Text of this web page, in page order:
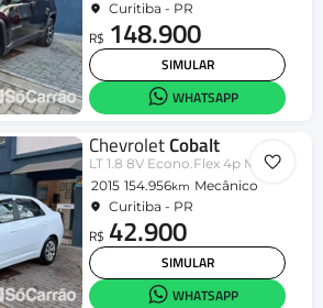
Curitiba - PR
R$ 148.900
SIMULAR
WHATSAPP
ChevroletCobalt
LT 1.8 8V Econo.Flex 4p Mec.
2015 154.956km Mecânico
Curitiba - PR
R$ 42.900
SIMULAR
WHATSAPP